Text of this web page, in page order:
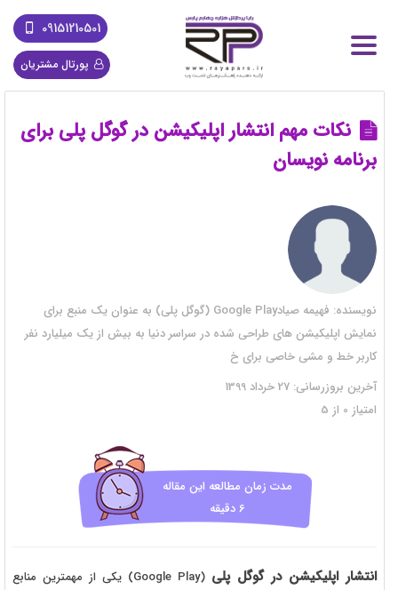
09151210501
پورتال مشتریان
نکات مهم انتشار اپلیکیشن در گوگل پلی برای
برنامه نویسان
نویسنده:
فهیمه صیادGoogle Play (گوگل پلی) به عنوان یک منبع برای
نمایش اپلیکیشن های طراحی شده در سراسر دنیا به بیش از یک میلیارد نفر
کاربر خط و مشی خاصی برای خ
آخرین بروزرسانی:
امتیاز 0 از 5
مدت زمان مطالعه این مقاله
6 دقیقه
انتشار اپلیکیشن در گوگل پلی
(Google Play) یکی از مهمترین منابع